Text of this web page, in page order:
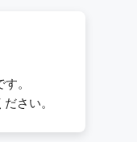
。
さい。